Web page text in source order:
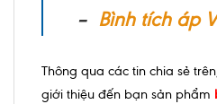
– Bình tích áp
Thông qua các tin chia sẻ
giới thiệu đến bạn sản phẩm